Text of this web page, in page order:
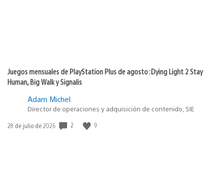
Juegos mensuales de PlayStation Plus de agosto: Dying Light 2 Stay
Human, Big Walk y Signalis
Adam Michel
Director de operaciones y adquisición de contenido, SIE
Fecha
28 de julio de 2026 2 9